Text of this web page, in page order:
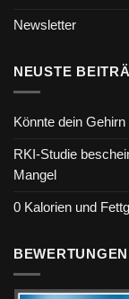
Newsletter
NEUSTE
Könnte dein
RKI-Studie
Mangel
0 Kalorien und
BEWERTUNGEN